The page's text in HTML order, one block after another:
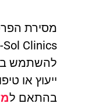
מסירת
להשתמש
ייעוץ או
בהתאם ל